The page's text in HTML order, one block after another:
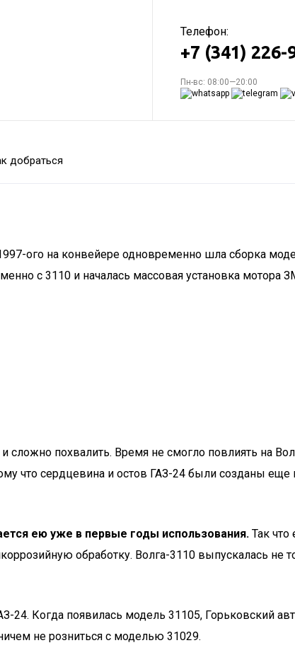
Телефон:
+7 (341) 226-
Пн-вс: 08:00—20:00
добраться
ого на конвейере одновременно шла сборка
с 3110 и началась массовая установка мотора
похвалить. Время не смогло повлиять на
что сердцевина и остов ГАЗ-24 были созданы еще
ею уже в первые годы использования. Так что
обработку. Волга-3110 выпускалась не
24. Когда появилась модель 31105, Горьковский
не розниться с моделью 31029.